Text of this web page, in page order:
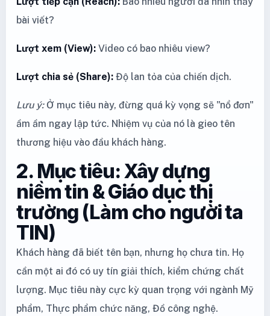
bài viết?
Lượt xem (View): Video có bao nhiêu view?
Lượt chia sẻ (Share): Độ lan tỏa của chiến dịch.
Lưu ý:Ở mục tiêu này, đừng quá kỳ vọng sẽ "nổ đơn"
ầm ầm ngay lập tức. Nhiệm vụ của nó là gieo tên
thương hiệu vào đầu khách hàng.
2. Mục tiêu: Xây dựng
niềm tin & Giáo dục thị
trường (Làm cho người ta
TIN)
Khách hàng đã biết tên bạn, nhưng họ chưa tin. Họ
cần một ai đó có uy tín giải thích, kiểm chứng chất
lượng. Mục tiêu này cực kỳ quan trọng với ngành Mỹ
phẩm, Thực phẩm chức năng, Đồ công nghệ.